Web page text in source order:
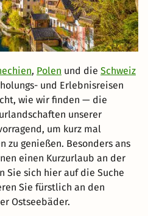
, Polen und die Schweiz
und Erlebnisreisen
wie wir finden — die
unserer
um kurz mal
zu genießen. Besonders ans
einen Kurzurlaub an der
Sie sich hier auf die Suche
Sie fürstlich an den
Ostseebäder.